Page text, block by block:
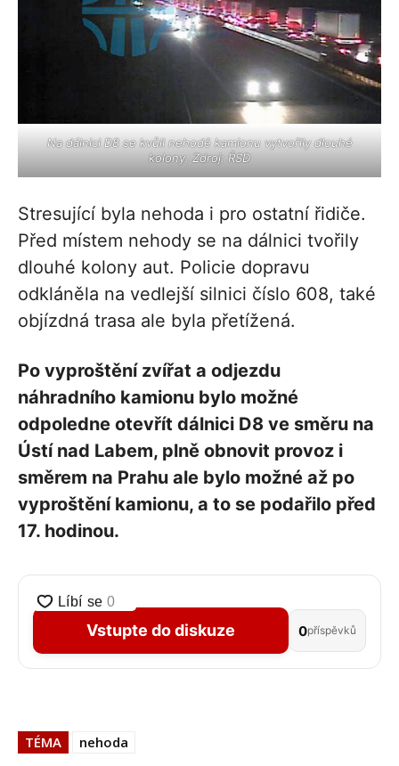
Na dálnici D8 se kvůli nehodě kamionu vytvořily dlouhé
kolony. Zdroj: ŘSD
Stresující byla nehoda i pro ostatní řidiče.
Před místem nehody se na dálnici tvořily
dlouhé kolony aut. Policie dopravu
odkláněla na vedlejší silnici číslo 608, také
objízdná trasa ale byla přetížená.
Po vyproštění zvířat a odjezdu
náhradního kamionu bylo možné
odpoledne otevřít dálnici D8 ve směru na
Ústí nad Labem, plně obnovit provoz i
směrem na Prahu ale bylo možné až po
vyproštění kamionu, a to se podařilo před
17. hodinou.
Vstupte do diskuze 0příspěvků
TÉMA nehoda